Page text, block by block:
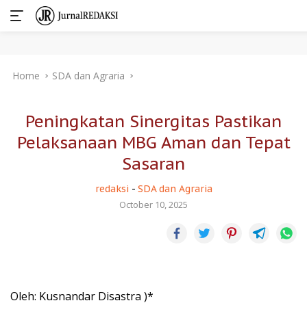
Home SDA dan Agraria
Peningkatan Sinergitas Pastikan
Pelaksanaan MBG Aman dan Tepat
Sasaran
redaksi - SDA dan Agraria
October 10, 2025
Oleh: Kusnandar Disastra )*